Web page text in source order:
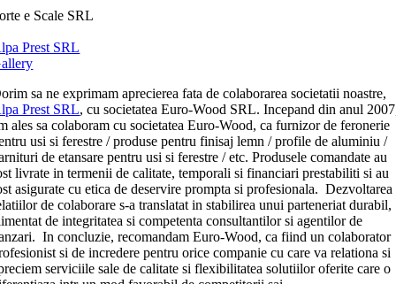
e Scale SRL
Prest SRL
sa ne exprimam aprecierea fata de colaborarea societatii noastre,
Prest SRL, cu societatea Euro-Wood SRL. Incepand din anul
ales sa colaboram cu societatea Euro-Wood, ca furnizor de feronerie
usi si ferestre / produse pentru finisaj lemn / profile de aluminiu /
de etansare pentru usi si ferestre / etc. Produsele comandate au
livrate in termenii de calitate, temporali si financiari prestabiliti si au
asigurate cu etica de deservire prompta si profesionala. Dezvoltarea
de colaborare s-a translatat in stabilirea unui parteneriat durabil,
de integritatea si competenta consultantilor si agentilor de
In concluzie, recomandam Euro-Wood, ca fiind un colaborator
si de incredere pentru orice companie cu care va relationa si
serviciile sale de calitate si flexibilitatea solutiilor oferite care o